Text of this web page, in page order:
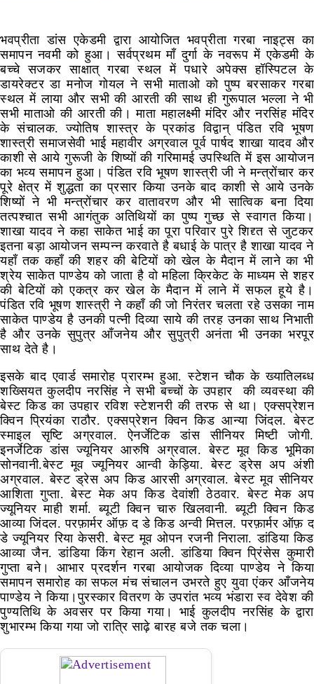
भवप्रीता डांस एकेडमी द्वारा आयोजित भवप्रीता गरबा नाइट्स का
समापन नवमी को हुआ। सर्वप्रथम माँ दुर्गा के नवरूप में एकेडमी के
बच्चे सजकर साक्षात् गरबा स्थल में पधारे अपेक्स हॉस्पिटल के
डायरेक्टर डा मनोज गोयल ने सभी माताओ को पुष्प बरसाकर गरबा
स्थल में लाया और सभी की आरती की साथ ही गुरूपाल भल्ला ने भी
सभी माताओ की आरती की। माता महालक्ष्मी मंदिर और नरसिंह मंदिर
के संचालक. ज्योतिष शास्त्र के प्रकांड विद्वान् पंडित रवि भूषण
शास्त्री समाजसेवी भाई महावीर अग्रवाल पूर्व पार्षद शाखा यादव और
काशी से आये गुरूजी के शिष्यों की गरिमामई उपस्थिति में इस आयोजन
का भव्य समापन हुआ। पंडित रवि भूषण शास्त्री जी ने मन्त्रोंचार कर
पूरे क्षेत्र में शुद्धता का प्रसार किया उनके बाद काशी से आये उनके
शिष्यों ने भी मन्त्रोंचार कर वातावरण और भी सात्विक बना दिया
तत्पश्चात सभी आगंतुक अतिथियों का पुष्प गुच्छ से स्वागत किया।
शाखा यादव ने कहा साकेत भाई का पूरा परिवार पुरे शिद्द्त से जुटकर
इतना बड़ा आयोजन सम्पन्न करवाते है बधाई के पात्र है शाखा यादव ने
यहाँ तक कहाँ की शहर की बेटियों को खेल के मैदान में लाने का भी
श्रेय साकेत पाण्डेय को जाता है वो महिला क्रिकेट के माध्यम से शहर
की बेटियों को एकत्र कर खेल के मैदान में लाने में सफल हूये है।
पंडित रवि भूषण शास्त्री ने कहाँ की जो निरंतर चलता रहे उसका नाम
साकेत पाण्डेय है उनकी पत्नी दिव्या साये की तरह उनका साथ निभाती
है और उनके सुपुत्र आँजनेय और सुपुत्री अनंता भी उनका भरपूर
साथ देते है।
इसके बाद एवार्ड समारोह प्रारम्भ हुआ. स्टेशन चौक के ख्यातिलब्ध
शख्सियत कुलदीप नरसिंह ने सभी बच्चों के उपहार की व्यवस्था की
बेस्ट किड का उपहार रविश स्टेशनरी की तरफ से था। एक्सप्रेशन
क्विन प्रियंका राठौर. एक्सप्रेशन क्विन किड आन्या जिंदल. बेस्ट
स्माइल सृष्टि अग्रवाल. ऐनर्जेटिक डांस सीनियर मिष्टी जोगी.
इनर्जेटिक डांस ज्यूनियर आरुषि अग्रवाल. बेस्ट मूव किड भूमिका
सोनवानी.बेस्ट मूव ज्यूनियर आन्वी केड़िया. बेस्ट ड्रेस अप अंशी
अग्रवाल. बेस्ट ड्रेस अप किड आरसी अग्रवाल. बेस्ट मूव सीनियर
आशिता गुप्ता. बेस्ट मेक अप किड देवांशी ठेठवार. बेस्ट मेक अप
ज्यूनियर माही शर्मा. ब्यूटी क्विन चारु खिलवानी. ब्यूटी क्विन किड
आव्या जिंदल. परफ़ार्मर ऑफ़ द डे किड अन्वी मित्तल. परफ़ार्मर ऑफ़ द
डे ज्यूनियर रिया केसरी. बेस्ट मूव ओपन रजनी निराला. डांडिया किड
आव्या जैन. डांडिया किंग रेहान अली. डांडिया क्विन प्रिंसेस कुमारी
गुप्ता बने। आभार प्रदर्शन गरबा आयोजक दिव्या पाण्डेय ने किया
समापन समारोह का सफल मंच संचालन उभरते हुए युवा एंकर आँजनेय
पाण्डेय ने किया।पुरस्कार वितरण के उपरांत भव्य भंडारा स्व देवेश की
पुण्यतिथि के अवसर पर किया गया। भाई कुलदीप नरसिंह के द्वारा
शुभारम्भ किया गया जो रात्रि साढ़े बारह बजे तक चला।